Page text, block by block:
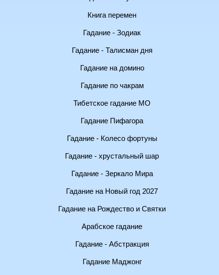
Книга перемен
Гадание - Зодиак
Гадание - Талисман дня
Гадание на домино
Гадание по чакрам
Тибетское гадание МО
Гадание Пифагора
Гадание - Колесо фортуны
Гадание - хрустальный шар
Гадание - Зеркало Мира
Гадание на Новый год 2027
Гадание на Рождество и Святки
Арабское гадание
Гадание - Абстракция
Гадание Маджонг